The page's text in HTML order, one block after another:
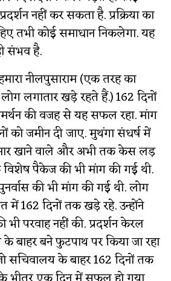
नहीं कर सकता है. प्रक्रिया का
तभी कोई समाधान निकलेगा. यह
संभव है.
नीलपुसाराम (एक तरह का
लगातार खड़े रहते हैं.) 162 दिनों
की वजह से यह सफल रहा. मांग
को जमीन दी जाए. मुथंगा संधर्ष में
खाने वाले और अभी तक केस लड़
पैकेज की भी मांग की गई थी.
की भी मांग की गई थी. लोग
में 162 दिनों तक खड़े रहे. उन्होंने
परवाह नहीं की. प्रदर्शन केरल
बाहर बने फुटपाथ पर किया जा रहा
सचिवालय के बाहर 162 दिनों तक